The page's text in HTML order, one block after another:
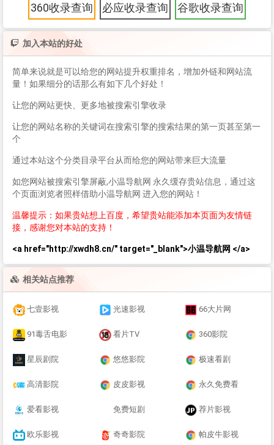
360收录查询 必应收录查询 谷歌收录查询
加入本站的好处
简单来说就是可以给您的网站提升权重排名，增加外链和网站流
量！如果细分的话那么有如下几个好处！
让您的网站更快、更多地被搜索引擎收录
让您的网站名称的关键词在搜索引擎的搜索结果的第一页甚至第一
个
通过本站这个分类目录平台从而给您的网站带来巨大流量
如您网站被搜索引擎屏蔽,小温导航网 永久缓存贵站信息，通过这
个页面浏览者照样借助小温导航网 进入您的网站！
温馨提示：如果贵站想上百度，希望贵站能添加本页面为友情链
接，感谢您对本站的支持！
<a href="http://xwdh8.cn/" target="_blank">小温导航网 </a>
相关站点推荐
七壹影视 光速影视 66大片网
91毒舌电影 看片TV 360影院
星辰剧院 悠悠影院 极速看剧
高清影院 皮皮影视 永久免费看
爱看影视 免费短剧 荐片影视
欧乐影视 奇奇影院 帕皮牛影视